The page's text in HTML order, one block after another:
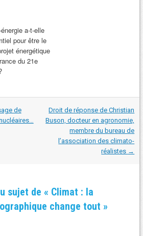
a-t-elle
pour être le
énergétique
du 21e
de
Droit de réponse de Christian
Buson, docteur en agronomie,
membre du bureau de
l’association des climato-
réalistes →
sujet de « Climat : la
change tout »